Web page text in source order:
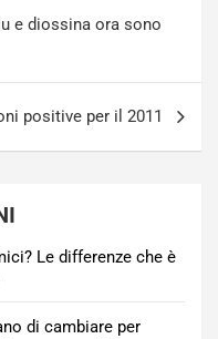
e diossina ora sono
positive per il 2011
Le differenze che è
di cambiare per